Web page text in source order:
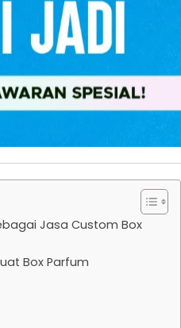
Jasa Custom Box
Box Parfum